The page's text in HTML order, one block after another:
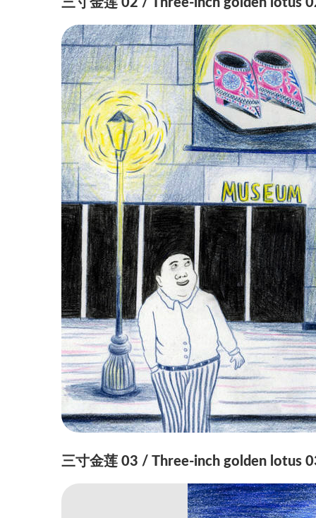
三寸金莲 02 / Three-inch golden lotus
三寸金莲 03 / Three-inch golden lotus